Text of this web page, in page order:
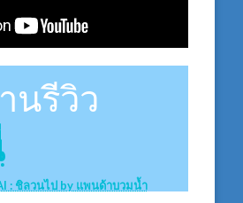
นรีวิว
: ชิลวนไป by แพนด้าบวมน้ำ